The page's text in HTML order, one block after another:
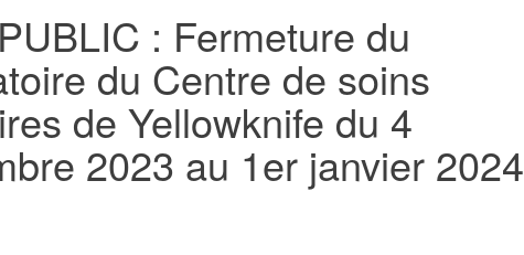
: Fermeture du
du Centre de soins
de Yellowknife du 4
2023 au 1er janvier 2024